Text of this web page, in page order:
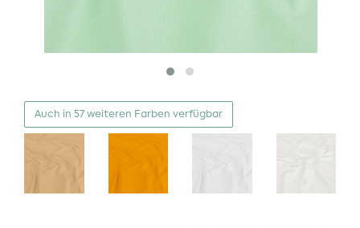
Auch in 57 weiteren Farben verfügbar